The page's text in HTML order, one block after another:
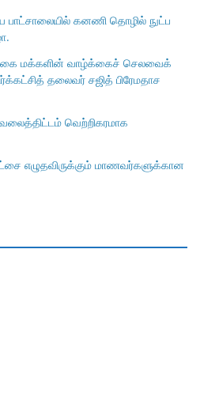
கனணி தொழில் நுட்ப
மக்களின் வாழ்க்கைச் செலவைக்
தலைவர் சஜித் பிரேமதாச
வெற்றிகரமாக
எழுதவிருக்கும் மாணவர்களுக்கான